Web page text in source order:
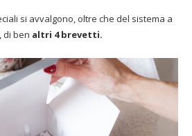
si avvalgono, oltre che del sistema a
di ben altri 4 brevetti.